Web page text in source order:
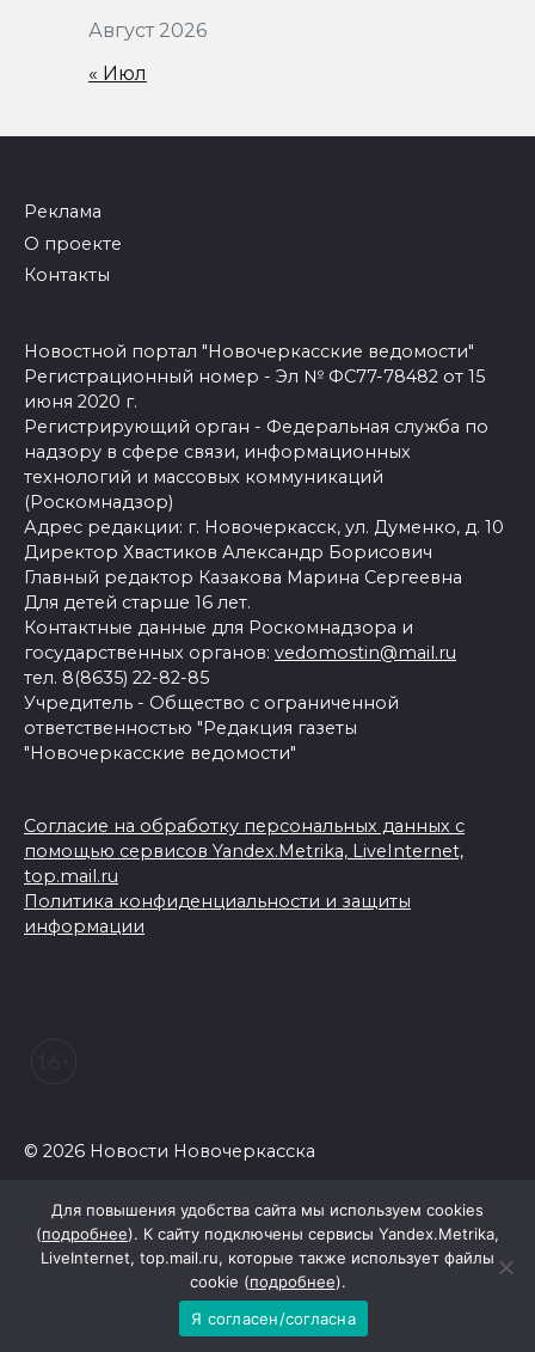
Август 2026
« Июл
Реклама
О проекте
Контакты
Новостной портал "Новочеркасские ведомости"
Регистрационный номер - Эл № ФС77-78482 от 15
июня 2020 г.
Регистрирующий орган - Федеральная служба по
надзору в сфере связи, информационных
технологий и массовых коммуникаций
(Роскомнадзор)
Адрес редакции: г. Новочеркасск, ул. Думенко, д. 10
Директор Хвастиков Александр Борисович
Главный редактор Казакова Марина Сергеевна
Для детей старше 16 лет.
Контактные данные для Роскомнадзора и
государственных органов: vedomostin@mail.ru
тел. 8(8635) 22-82-85
Учредитель - Общество с ограниченной
ответственностью "Редакция газеты
"Новочеркасские ведомости"
Согласие на обработку персональных данных с
помощью сервисов Yandex.Metrika, LiveInternet,
top.mail.ru
Политика конфиденциальности и защиты
информации
© 2026 Новости Новочеркасска
Для повышения удобства сайта мы используем cookies
(подробнее). К сайту подключены сервисы Yandex.Metrika,
LiveInternet, top.mail.ru, которые также использует файлы
cookie (подробнее).
Я согласен/согласна